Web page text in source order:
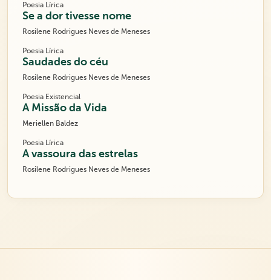
Poesia Lírica
Se a dor tivesse nome
Rosilene Rodrigues Neves de Meneses
Poesia Lírica
Saudades do céu
Rosilene Rodrigues Neves de Meneses
Poesia Existencial
A Missão da Vida
Meriellen Baldez
Poesia Lírica
A vassoura das estrelas
Rosilene Rodrigues Neves de Meneses